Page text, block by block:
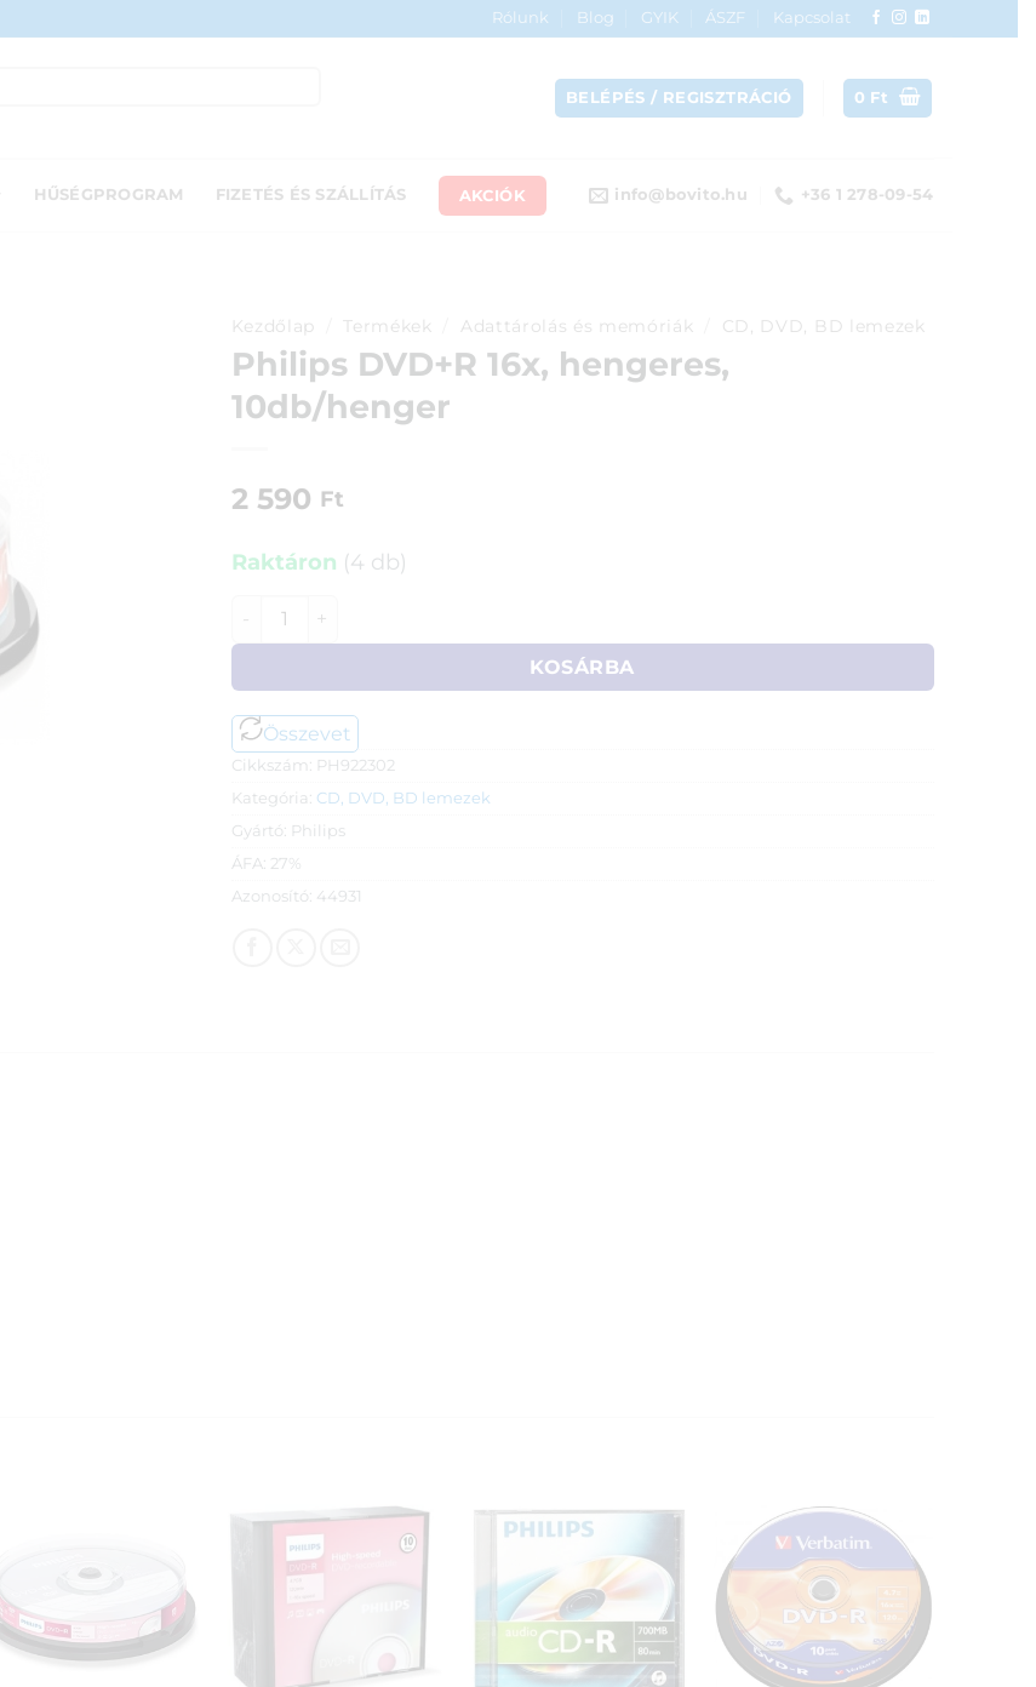
Rólunk Blog GYIK ÁSZF
Kapcsolat
BELÉPÉS / REGISZTRÁCIÓ 0 Ft
HŰSÉGPROGRAM FIZETÉS ÉS SZÁLLÍTÁS AKCIÓK info@bovito.hu +36 1 278-09-54
Kezdőlap Termékek Adattárolás és memóriák CD, DVD, BD lemezek
Philips DVD+R 16x, hengeres,
10db/henger
2 590 Ft
Raktáron (4 db)
Philips DVD+R 16x, hengeres, 10db/henger mennyiség
KOSÁRBA
Összevet
Cikkszám: PH922302
Kategória: CD, DVD, BD lemezek
Gyártó: Philips
ÁFA: 27%
Azonosító: 44931